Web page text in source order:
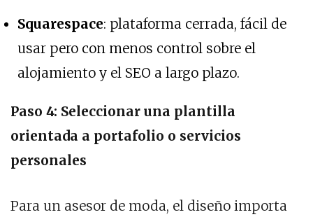
Squarespace: plataforma cerrada, fácil de
usar pero con menos control sobre el
alojamiento y el SEO a largo plazo.
Paso 4: Seleccionar una plantilla
orientada a portafolio o servicios
personales
Para un asesor de moda, el diseño importa